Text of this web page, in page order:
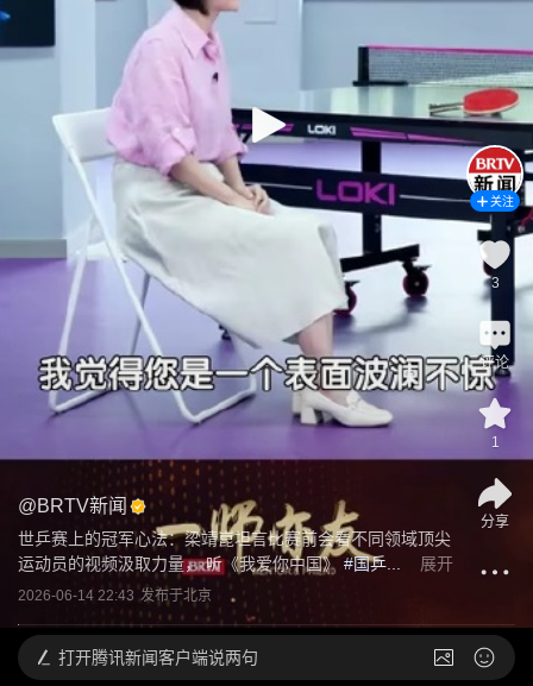
@BRTV新闻
世乒赛上的冠军心法：梁靖崑坦言比赛前会看不同领域顶尖
运动员的视频汲取力量， 听《我爱你中国》 #国乒... 展开
2026-06-14 22:43 发布于北京
关注
3
评论
1
分享
打开腾讯新闻客户端说两句